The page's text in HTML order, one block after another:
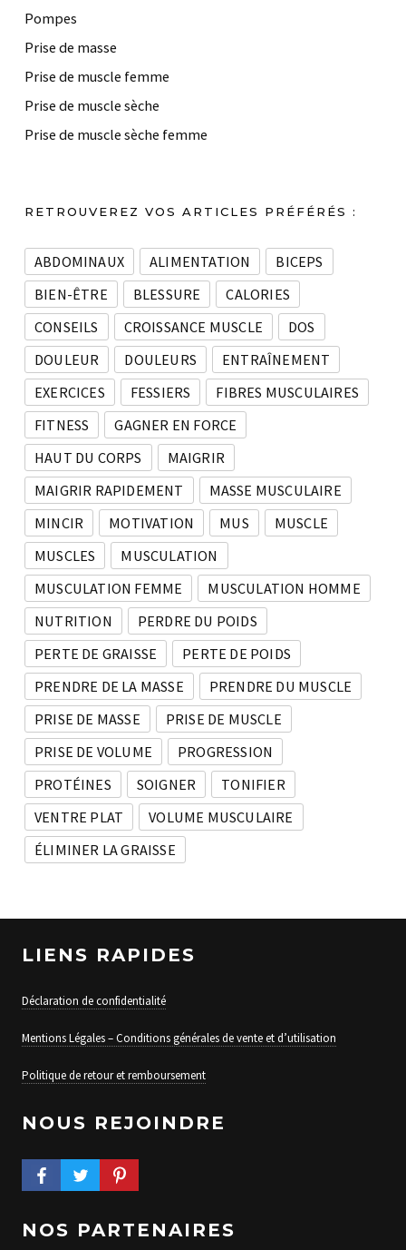
Pompes
Prise de masse
Prise de muscle femme
Prise de muscle sèche
Prise de muscle sèche femme
RETROUVEREZ VOS ARTICLES PRÉFÉRÉS :
ABDOMINAUX ALIMENTATION
BICEPS
BIEN-ÊTRE
BLESSURE
CALORIES
CONSEILS
CROISSANCE MUSCLE
DOS
DOULEUR
DOULEURS
ENTRAÎNEMENT
EXERCICES
FESSIERS
FIBRES MUSCULAIRES
FITNESS
GAGNER EN FORCE
HAUT DU CORPS
MAIGRIR
MAIGRIR RAPIDEMENT
MASSE MUSCULAIRE
MINCIR
MOTIVATION MUS
MUSCLE
MUSCLES
MUSCULATION
MUSCULATION FEMME
MUSCULATION HOMME
NUTRITION
PERDRE DU POIDS
PERTE DE GRAISSE
PERTE DE POIDS
PRENDRE DE LA MASSE
PRENDRE DU MUSCLE
PRISE DE MASSE
PRISE DE MUSCLE
PRISE DE VOLUME
PROGRESSION
PROTÉINES
SOIGNER
TONIFIER
VENTRE PLAT
VOLUME MUSCULAIRE
ÉLIMINER LA GRAISSE
LIENS RAPIDES
Déclaration de confidentialité
Mentions Légales – Conditions générales de vente et d’utilisation
Politique de retour et remboursement
NOUS REJOINDRE
FACEBOOK PROFILE
TWITTER PROFILEPINTEREST PROFILE
NOS PARTENAIRES